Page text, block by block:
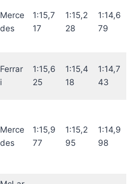
Merce
des
1:15,7
17
1:15,2
28
1:14,6
79
Ferrar
i
1:15,6
25
1:15,4
18
1:14,7
43
Merce
des
1:15,9
77
1:15,2
95
1:14,9
98